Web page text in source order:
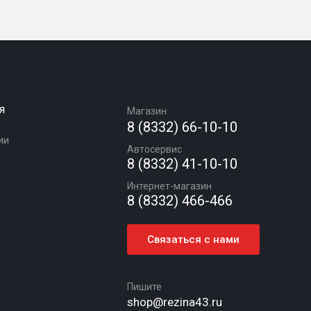
Магазин
8 (8332) 66-10-10
Автосервис
8 (8332) 41-10-10
Интернет-магазин
8 (8332) 466-466
Связаться с нами
Пишите
shop@rezina43.ru